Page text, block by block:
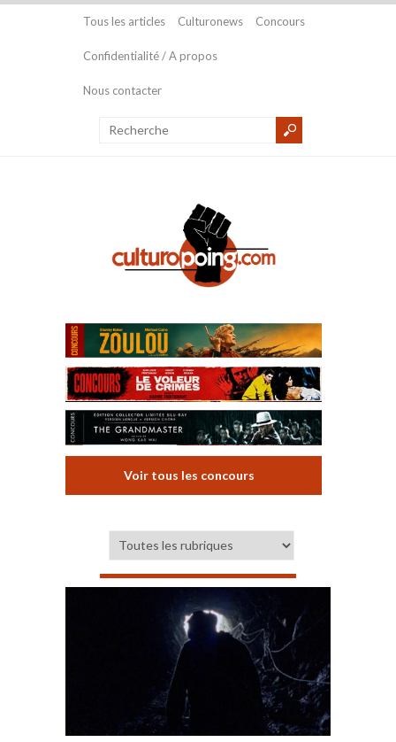
Tous les articles Culturonews Concours
Confidentialité / A propos
Nous contacter
Voir tous les concours